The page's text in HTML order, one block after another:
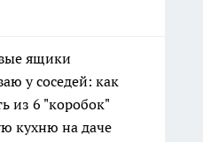
ящики
у соседей: как
из 6 "коробок"
кухню на даче